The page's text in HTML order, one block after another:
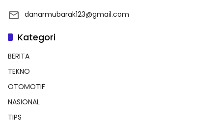
danarmubarak123@gmail.com
Kategori
BERITA
TEKNO
OTOMOTIF
NASIONAL
TIPS